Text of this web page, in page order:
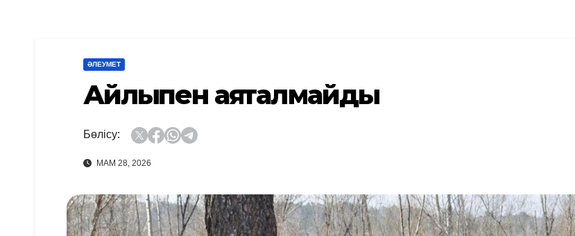
ӘЛЕУМЕТ
Айлықпен аяқталмайды
Бөлісу:
МАМ 28, 2026